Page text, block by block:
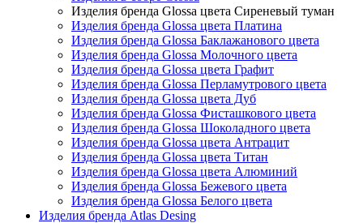
Изделия бренда Glossa цвета Сиреневый туман
Изделия бренда Glossa цвета Платина
Изделия бренда Glossa Баклажанового цвета
Изделия бренда Glossa Молочного цвета
Изделия бренда Glossa цвета Графит
Изделия бренда Glossa Перламутрового цвета
Изделия бренда Glossa цвета Дуб
Изделия бренда Glossa Фисташкового цвета
Изделия бренда Glossa Шоколадного цвета
Изделия бренда Glossa цвета Антрацит
Изделия бренда Glossa цвета Титан
Изделия бренда Glossa цвета Алюминий
Изделия бренда Glossa Бежевого цвета
Изделия бренда Glossa Белого цвета
Изделия бренда Atlas Desing